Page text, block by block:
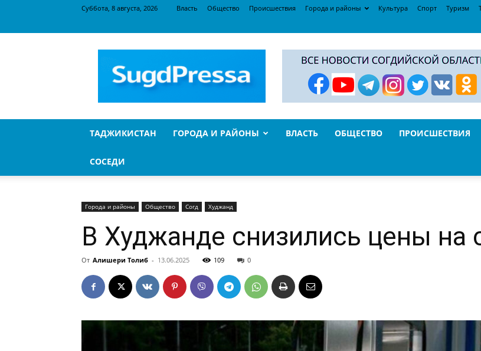
Суббота, 8 августа, 2026 Власть Общество Происшествия Города и районы Культура Спорт Туризм
ТАДЖИКИСТАН ГОРОДА И РАЙОНЫ ВЛАСТЬ ОБЩЕСТВО ПРОИСШЕСТВИЯ
СОСЕДИ
Города и районы Общество Согд Худжанд
В Худжанде снизились цены на
От Алишери Толиб - 13.06.2025 109 0